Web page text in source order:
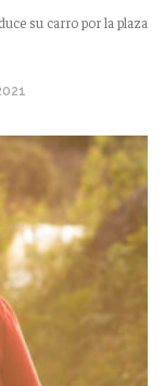
su carro por la plaza